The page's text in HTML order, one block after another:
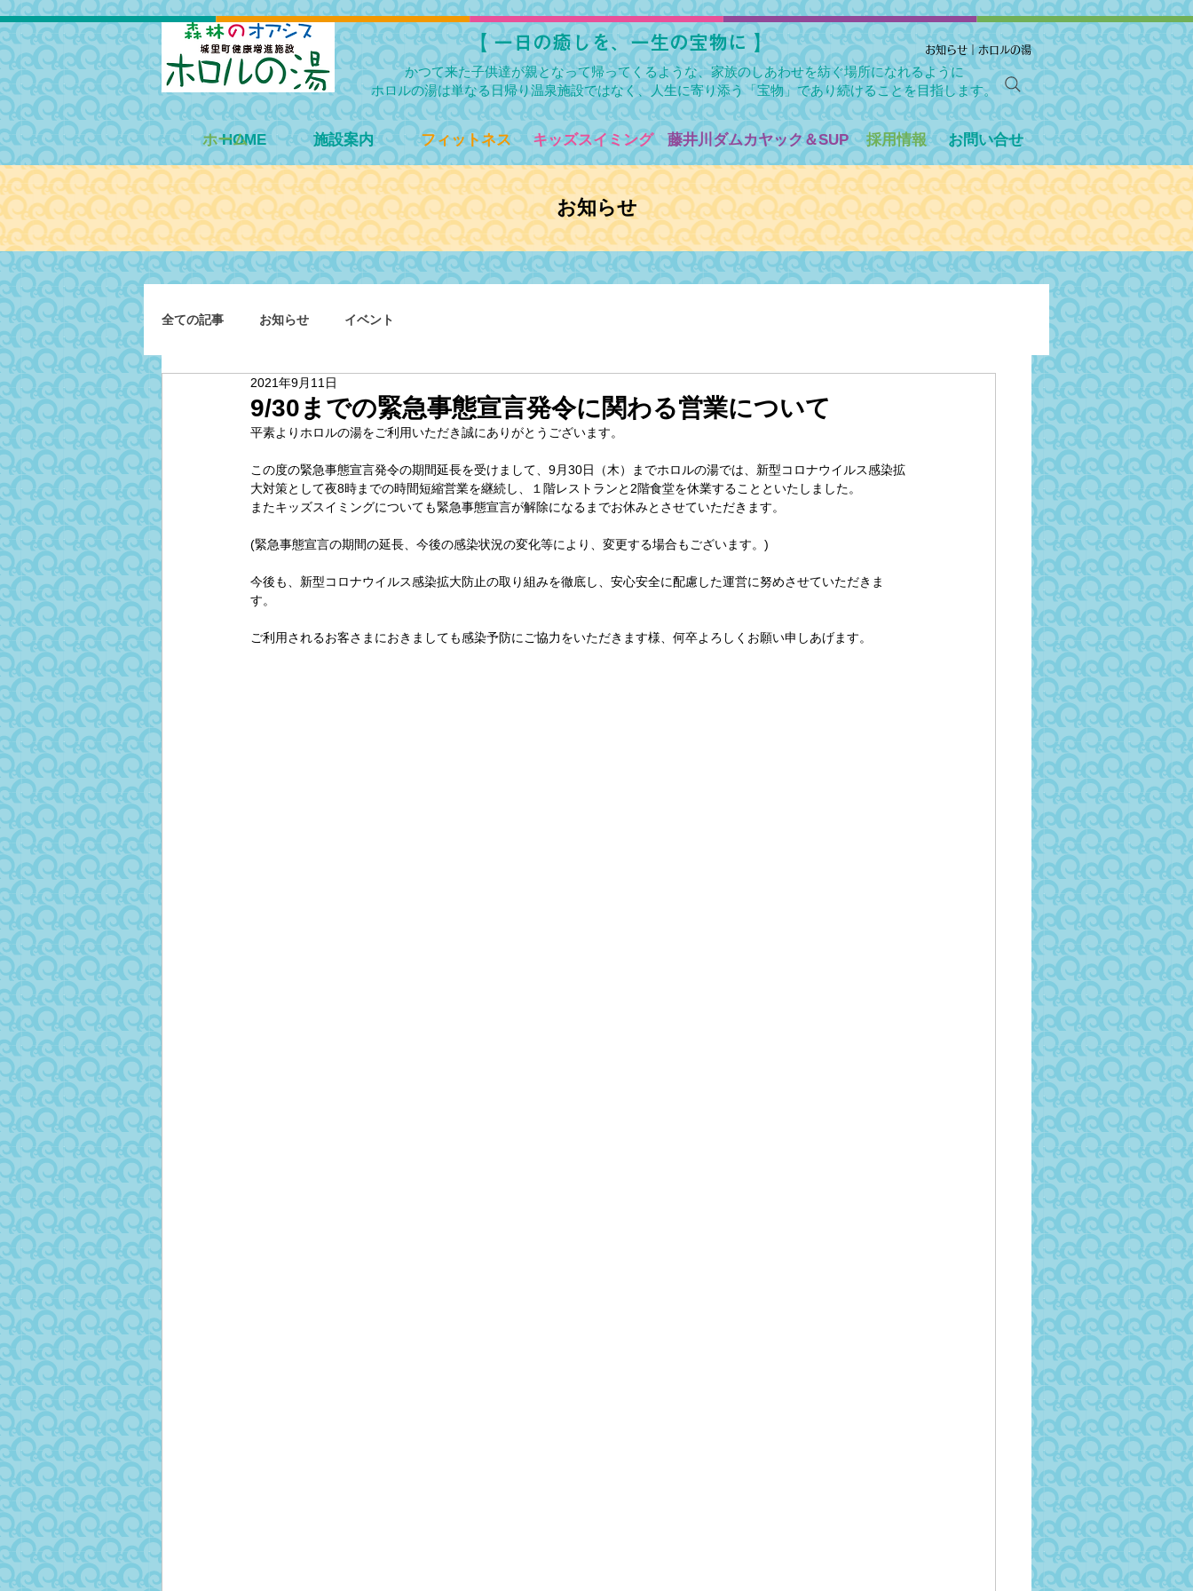
​【 一日の癒しを、一生の宝物に 】
かつて来た子供達が親となって帰ってくるような、家族のしあわせを紡ぐ場所になれるように
ホロルの湯は単なる日帰り温泉施設ではなく、人生に寄り添う「宝物」であり続けることを目指します。
HOME 施設案内
ホーム キッズスイミング
フィットネス 藤井川ダムカヤック＆SUP 採用情報 お問い合せ
お知らせ｜ホロルの湯
お知らせ
全ての記事 お知らせ イベント
9/30までの緊急事態宣言発令に関わる営業について
2021年9月11日
平素よりホロルの湯をご利用いただき誠にありがとうございます。
この度の緊急事態宣言発令の期間延長を受けまして、9月30日（木）までホロルの湯では、新型コロナウイルス感染拡
大対策として夜8時までの時間短縮営業を継続し、１階レストランと2階食堂を休業することといたしました。
またキッズスイミングについても緊急事態宣言が解除になるまでお休みとさせていただきます。
(緊急事態宣言の期間の延長、今後の感染状況の変化等により、変更する場合もございます。)
今後も、新型コロナウイルス感染拡大防止の取り組みを徹底し、安心安全に配慮した運営に努めさせていただきま
す。
ご利用されるお客さまにおきましても感染予防にご協力をいただきます様、何卒よろしくお願い申しあげます。